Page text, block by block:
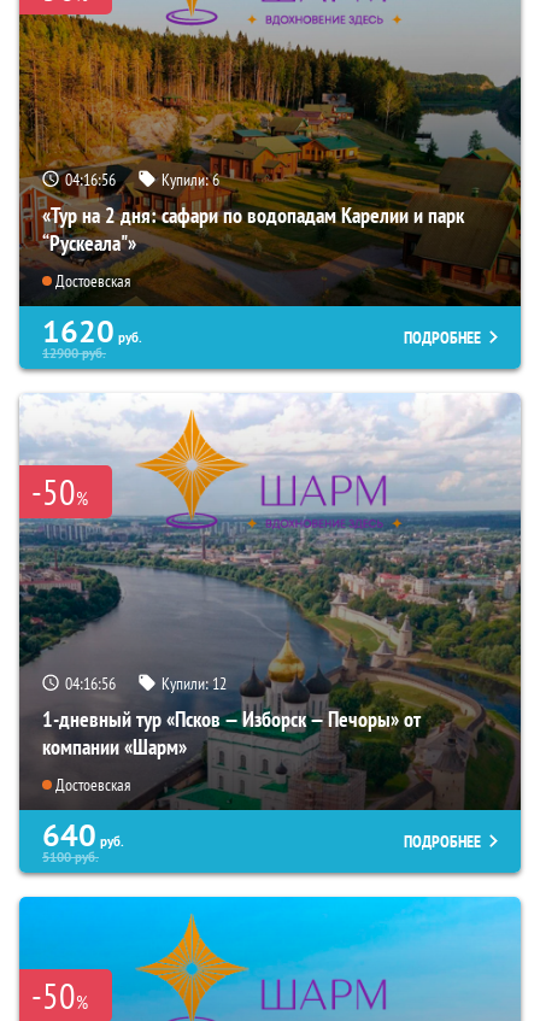
04:16:55 Купили:6
«Тур на 2 дня: сафари по водопадам Карелии и парк
“Рускеала"»
Достоевская
1620 руб.
12900руб.
ПОДРОБНЕЕ
-50%
04:16:55 Купили:12
1-дневный тур «Псков — Изборск — Печоры» от
компании «Шарм»
Достоевская
640 руб.
5100руб.
ПОДРОБНЕЕ
-50%